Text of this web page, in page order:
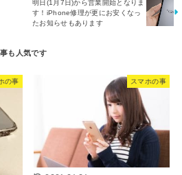
明日(1月7日)から営業開始となりま
す！iPhone修理が更にお安くなっ
たお知らせもあります
の事 スマホの事